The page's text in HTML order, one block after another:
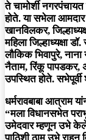
ते चामोर्शी
होते. या सभेला
खानविलकर,
महिला जिल्हाध्यक्षा
लौकिक भिवापुरे,
नैताम, रिंकू पापडकर,
उपस्थित होते.
धर्मरावबाबा आत्राम
“मला विधानसभेत
उमेदवार म्हणून उभे